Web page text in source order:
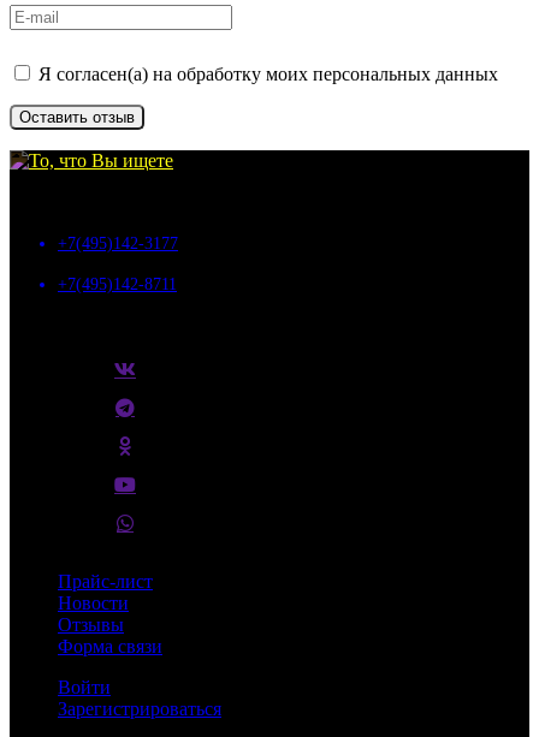
Я согласен(а) на обработку моих персональных данных
Оставить отзыв
+7(495)142-3177
+7(495)142-8711
Прайс-лист
Новости
Отзывы
Форма связи
Войти
Зарегистрироваться